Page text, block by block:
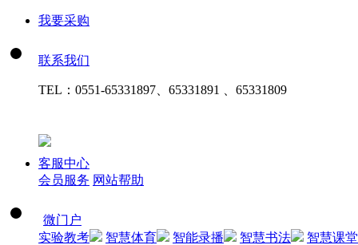
我要采购
联系我们
TEL： 0551-65331897、65331891 、65331809
客服中心
会员服务 网站帮助
微门户
实验教考
智慧体育 智能录播 智慧书法
智慧课堂